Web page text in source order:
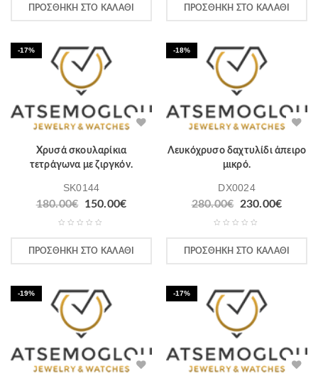
ΠΡΟΣΘΉΚΗ ΣΤΟ ΚΑΛΆΘΙ ΠΡΟΣΘΉΚΗ ΣΤΟ ΚΑΛΆΘΙ
-17%
Χρυσά σκουλαρίκια
τετράγωνα με ζιργκόν.
SK0144
180.00€ 150.00€
ΠΡΟΣΘΉΚΗ ΣΤΟ ΚΑΛΆΘΙ
-18%
Λευκόχρυσο δαχτυλίδι άπειρο
μικρό.
DX0024
280.00€ 230.00€
ΠΡΟΣΘΉΚΗ ΣΤΟ ΚΑΛΆΘΙ
-19% -17%